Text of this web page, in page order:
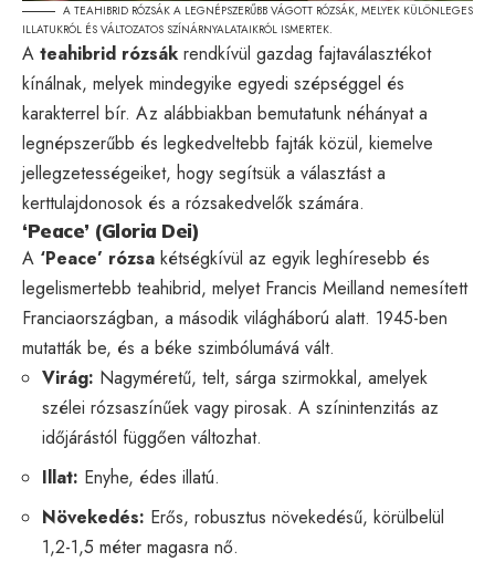
A TEAHIBRID RÓZSÁK A LEGNÉPSZERŰBB VÁGOTT RÓZSÁK, MELYEK KÜLÖNLEGES
ILLATUKRÓL ÉS VÁLTOZATOS SZÍNÁRNYALATAIKRÓL ISMERTEK.
A teahibrid rózsák rendkívül gazdag fajtaválasztékot
kínálnak, melyek mindegyike egyedi szépséggel és
karakterrel bír. Az alábbiakban bemutatunk néhányat a
legnépszerűbb és legkedveltebb fajták közül, kiemelve
jellegzetességeiket, hogy segítsük a választást a
kerttulajdonosok és a rózsakedvelők számára.
‘Peace’ (Gloria Dei)
A ‘Peace’ rózsa kétségkívül az egyik leghíresebb és
legelismertebb teahibrid, melyet Francis Meilland nemesített
Franciaországban, a második világháború alatt. 1945-ben
mutatták be, és a béke szimbólumává vált.
Virág: Nagyméretű, telt, sárga szirmokkal, amelyek
szélei rózsaszínűek vagy pirosak. A színintenzitás az
időjárástól függően változhat.
Illat: Enyhe, édes illatú.
Növekedés: Erős, robusztus növekedésű, körülbelül
1,2-1,5 méter magasra nő.